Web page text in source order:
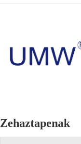
Zehaztapenak